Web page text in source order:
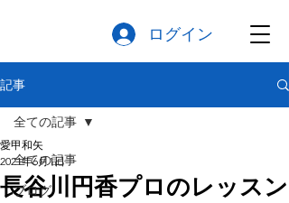
ログイン
記事
全ての記事
ブログ
全ての記事
長谷川円香プロのレッスン
愛甲和矢
2021年6月1日